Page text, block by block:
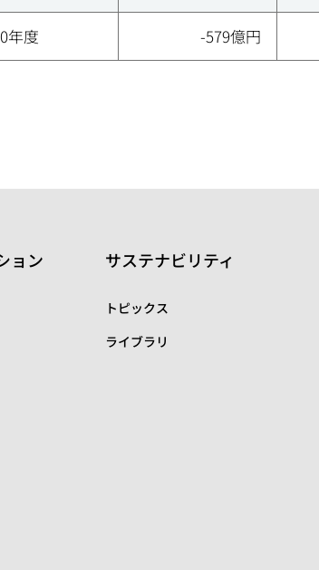
年度 -579億円
ョン サステナビリティ
トピックス
ライブラリ